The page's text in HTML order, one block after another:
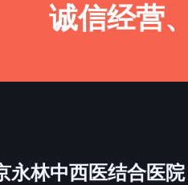
诚信经营
永林中西医结合医院